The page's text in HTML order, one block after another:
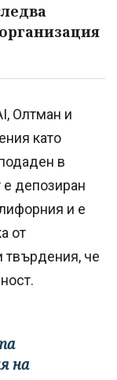
Олтман и
като
в
депозиран
и е
от
твърдения, че
на